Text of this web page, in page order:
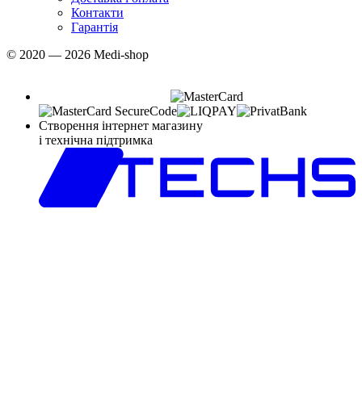
Контакти
Гарантія
© 2020 — 2026 Medi-shop
Створення інтернет магазину
і технічна підтримка